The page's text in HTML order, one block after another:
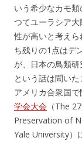
いう希少なカモ
つてユーラシア
性が高いと考え
ち残りの1点はデ
が、日本の鳥類
という話は聞いた
アメリカ合衆国で
学会大会 （The
Preservation of
Yale University）